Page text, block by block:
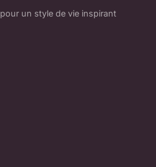
un style de vie inspirant